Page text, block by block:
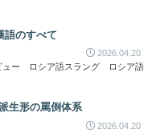
語のすべて
2026.04.20
ュー
ロシア語スラング ロシア語
生形の罵倒体系
2026.04.20